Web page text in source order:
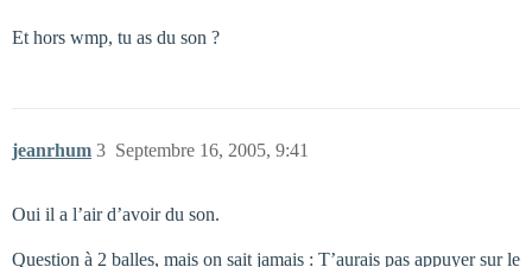
Et hors wmp, tu as du son ?
jeanrhum Septembre 16, 2005, 9:41
3
Oui il a l’air d’avoir du son.
Question à 2 balles, mais on sait jamais : T’aurais pas appuyer sur le